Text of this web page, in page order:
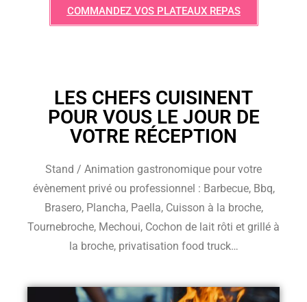
COMMANDEZ VOS PLATEAUX REPAS
LES CHEFS CUISINENT
POUR VOUS LE JOUR DE
VOTRE RÉCEPTION
Stand / Animation gastronomique pour votre
évènement privé ou professionnel : Barbecue, Bbq,
Brasero, Plancha, Paella, Cuisson à la broche,
Tournebroche, Mechoui, Cochon de lait rôti et grillé à
la broche, privatisation food truck…